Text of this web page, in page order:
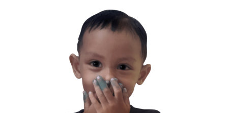
Ibu Wati Sutarjo di Kota Jakarta Timur baru membeli
Kartu Terapi Anak Lepas Autisme 295